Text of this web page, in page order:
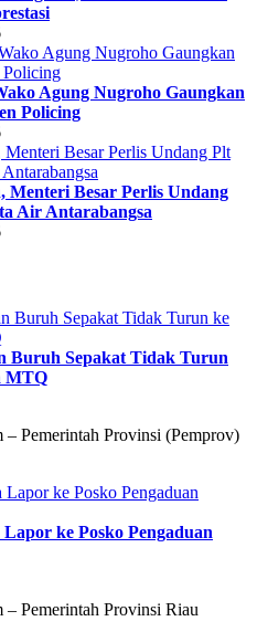
Agung Nugroho Gaungkan
Policing
Menteri Besar Perlis Undang
Air Antarabangsa
Buruh Sepakat Tidak Turun
MTQ
Pemerintah Provinsi (Pemprov)
ke Posko Pengaduan
Pemerintah Provinsi Riau